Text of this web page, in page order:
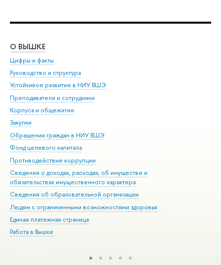
О ВЫШКЕ
Цифры и факты
Руководство и структура
Устойчивое развитие в НИУ ВШЭ
Преподаватели и сотрудники
Корпуса и общежития
Закупки
Обращения граждан в НИУ ВШЭ
Фонд целевого капитала
Противодействие коррупции
Сведения о доходах, расходах, об имуществе и
обязательствах имущественного характера
Сведения об образовательной организации
Людям с ограниченными возможностями здоровья
Единая платежная страница
Работа в Вышке